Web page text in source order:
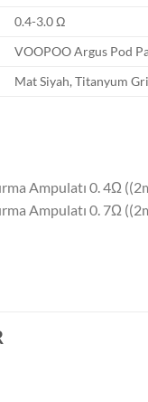
0.4-3.0 Ω
VOOPOO Argus Pod
Mat Siyah, Titanyum
Ampulatı 0. 4Ω
Ampulatı 0. 7Ω